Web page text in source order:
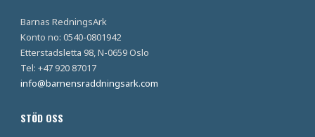
Barnas RedningsArk
Konto no: 0540-0801942
Etterstadsletta 98, N-0659 Oslo
Tel: +47 920 87017
info@barnensraddningsark.com
STÖD OSS